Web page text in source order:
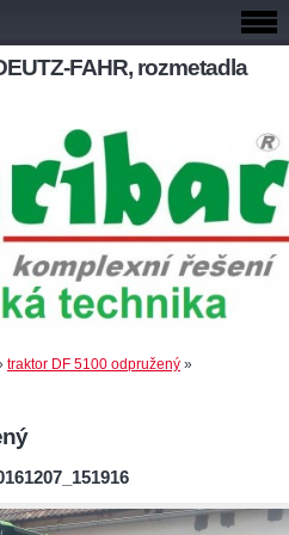
FAHR, rozmetadla
traktor DF 5100 odpružený »